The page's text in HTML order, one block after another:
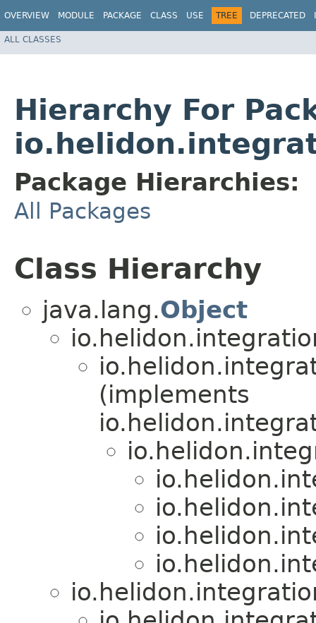
OVERVIEW MODULE PACKAGE CLASS USE TREE DEPRECATED
ALL CLASSES
Hierarchy For
Package Hierarchies:
All Packages
Class Hierarchy
java.lang.Object
(implements